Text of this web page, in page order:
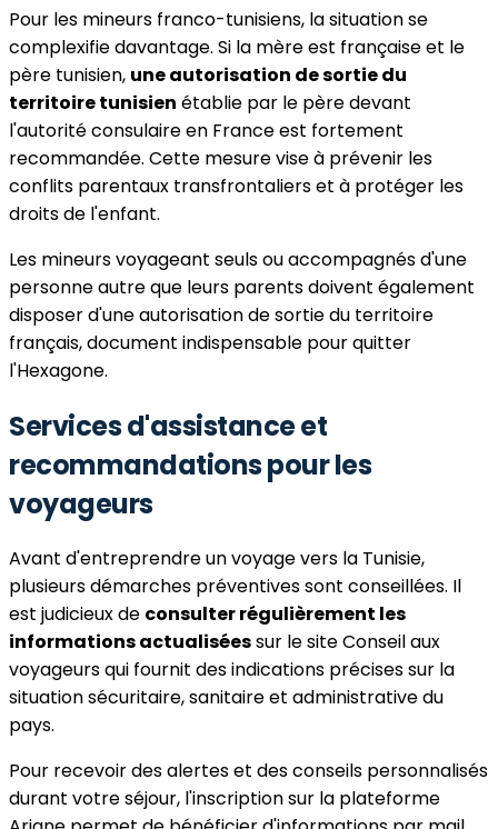
Pour les mineurs franco-tunisiens, la situation se
complexifie davantage. Si la mère est française et le
père tunisien, une autorisation de sortie du
territoire tunisien établie par le père devant
l'autorité consulaire en France est fortement
recommandée. Cette mesure vise à prévenir les
conflits parentaux transfrontaliers et à protéger les
droits de l'enfant.
Les mineurs voyageant seuls ou accompagnés d'une
personne autre que leurs parents doivent également
disposer d'une autorisation de sortie du territoire
français, document indispensable pour quitter
l'Hexagone.
Services d'assistance et
recommandations pour les
voyageurs
Avant d'entreprendre un voyage vers la Tunisie,
plusieurs démarches préventives sont conseillées. Il
est judicieux de consulter régulièrement les
informations actualiséessur le site Conseil aux
voyageurs qui fournit des indications précises sur la
situation sécuritaire, sanitaire et administrative du
pays.
Pour recevoir des alertes et des conseils personnalisés
durant votre séjour, l'inscription sur la plateforme